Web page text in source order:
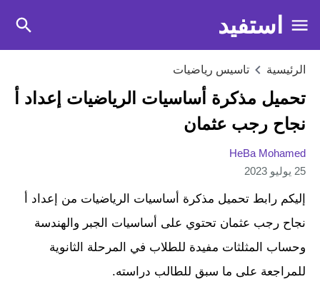
استفيد
الرئيسية تاسيس رياضيات
تحميل مذكرة أساسيات الرياضيات إعداد أ
نجاح رجب عثمان
HeBa Mohamed
25 يوليو 2023
إليكم رابط تحميل مذكرة أساسيات الرياضيات من إعداد أ
نجاح رجب عثمان تحتوي على أساسيات الجبر والهندسة
وحساب المثلثات مفيدة للطلاب في المرحلة الثانوية
للمراجعة على ما سبق للطالب دراسته.